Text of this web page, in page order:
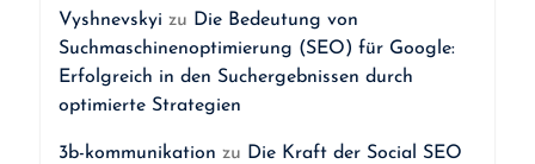
Vyshnevskyi zu Die Bedeutung von
Suchmaschinenoptimierung (SEO) für Google:
Erfolgreich in den Suchergebnissen durch
optimierte Strategien
3b-kommunikation zu Die Kraft der Social SEO